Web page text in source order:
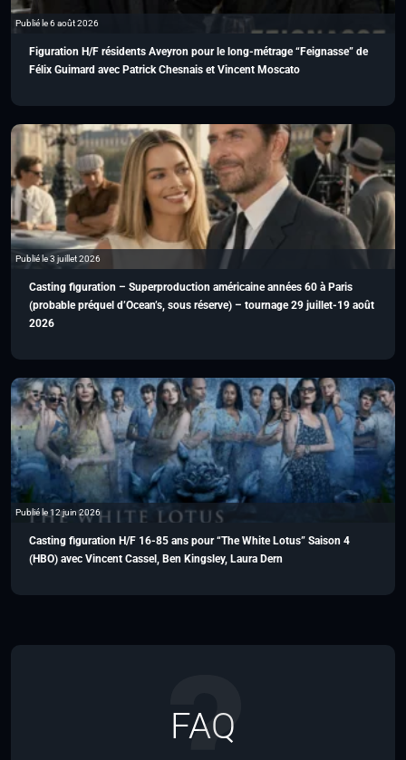
Publié le 6 août 2026
Figuration H/F résidents Aveyron pour le long-métrage “Feignasse” de
Félix Guimard avec Patrick Chesnais et Vincent Moscato
Publié le 3 juillet 2026
Casting figuration – Superproduction américaine années 60 à Paris
(probable préquel d’Ocean’s, sous réserve) – tournage 29 juillet-19 août
2026
Publié le 12 juin 2026
Casting figuration H/F 16-85 ans pour “The White Lotus” Saison 4
(HBO) avec Vincent Cassel, Ben Kingsley, Laura Dern
FAQ